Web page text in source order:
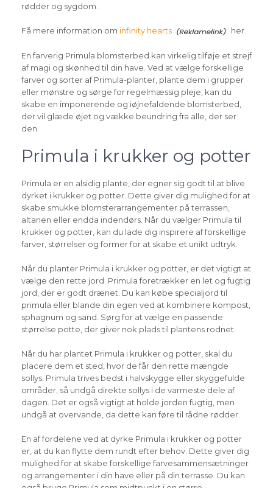
rødder og sygdom.
Få mere information om infinity hearts her.
En farverig Primula blomsterbed kan virkelig tilføje et strejf
af magi og skønhed til din have. Ved at vælge forskellige
farver og sorter af Primula-planter, plante dem i grupper
eller mønstre og sørge for regelmæssig pleje, kan du
skabe en imponerende og iøjnefaldende blomsterbed,
der vil glæde øjet og vække beundring fra alle, der ser
den.
Primula i krukker og potter
Primula er en alsidig plante, der egner sig godt til at blive
dyrket i krukker og potter. Dette giver dig mulighed for at
skabe smukke blomsterarrangementer på terrassen,
altanen eller endda indendørs. Når du vælger Primula til
krukker og potter, kan du lade dig inspirere af forskellige
farver, størrelser og former for at skabe et unikt udtryk.
Når du planter Primula i krukker og potter, er det vigtigt at
vælge den rette jord. Primula foretrækker en let og fugtig
jord, der er godt drænet. Du kan købe specialjord til
primula eller blande din egen ved at kombinere kompost,
sphagnum og sand. Sørg for at vælge en passende
størrelse potte, der giver nok plads til plantens rodnet.
Når du har plantet Primula i krukker og potter, skal du
placere dem et sted, hvor de får den rette mængde
sollys. Primula trives bedst i halvskygge eller skyggefulde
områder, så undgå direkte sollys i de varmeste dele af
dagen. Det er også vigtigt at holde jorden fugtig, men
undgå at overvande, da dette kan føre til rådne rødder.
En af fordelene ved at dyrke Primula i krukker og potter
er, at du kan flytte dem rundt efter behov. Dette giver dig
mulighed for at skabe forskellige farvesammensætninger
og arrangementer i din have eller på din terrasse. Du kan